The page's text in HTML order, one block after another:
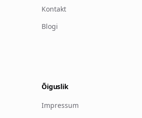
Kontakt
Blogi
Õiguslik
Impressum